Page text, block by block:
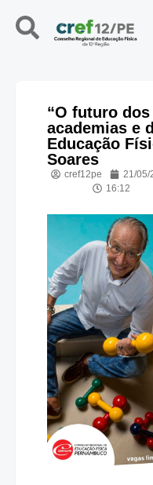
“O futuro
academias e
Educação
Soares
cref12pe
21/05/
16:12